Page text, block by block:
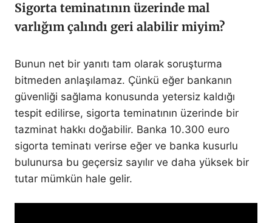
Sigorta teminatının üzerinde mal
varlığım çalındı geri alabilir miyim?
Bunun net bir yanıtı tam olarak soruşturma
bitmeden anlaşılamaz. Çünkü eğer bankanın
güvenliği sağlama konusunda yetersiz kaldığı
tespit edilirse, sigorta teminatının üzerinde bir
tazminat hakkı doğabilir. Banka 10.300 euro
sigorta teminatı verirse eğer ve banka kusurlu
bulunursa bu geçersiz sayılır ve daha yüksek bir
tutar mümkün hale gelir.